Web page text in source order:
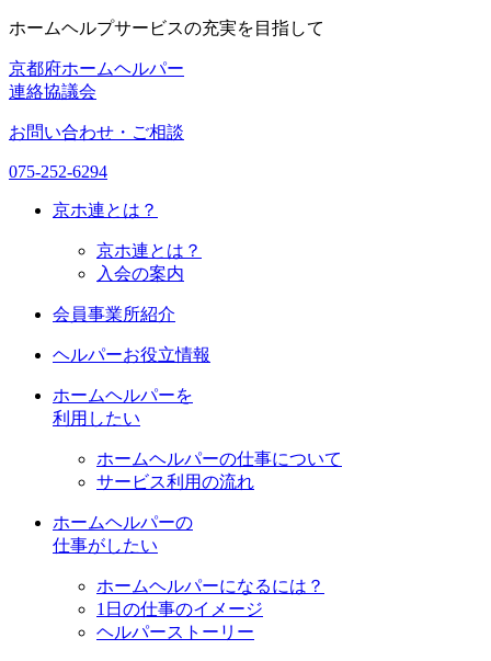
ホームヘルプサービスの充実を目指して
京都府ホームヘルパー
連絡協議会
お問い合わせ・ご相談
075-252-6294
京ホ連とは？
京ホ連とは？
入会の案内
会員事業所紹介
ヘルパーお役立情報
ホームヘルパーを
利用したい
ホームヘルパーの仕事について
サービス利用の流れ
ホームヘルパーの
仕事がしたい
ホームヘルパーになるには？
1日の仕事のイメージ
ヘルパーストーリー